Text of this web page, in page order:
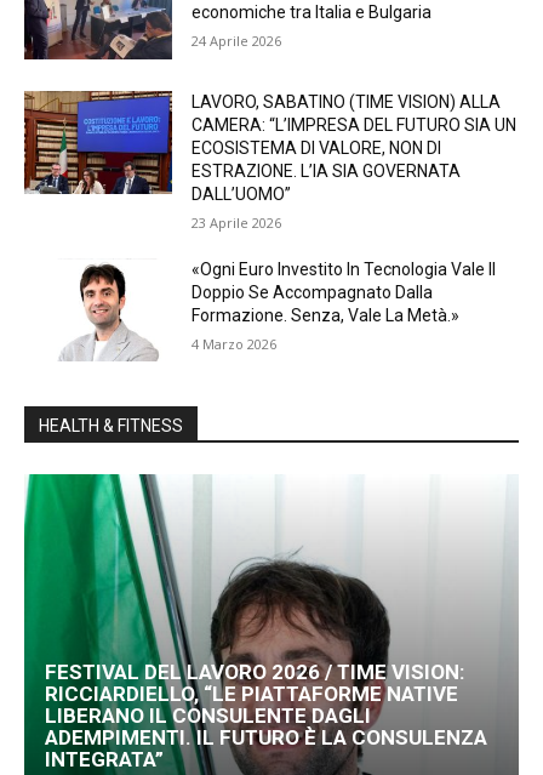
economiche tra Italia e Bulgaria
24 Aprile 2026
LAVORO, SABATINO (TIME VISION) ALLA
CAMERA: “L’IMPRESA DEL FUTURO SIA UN
ECOSISTEMA DI VALORE, NON DI
ESTRAZIONE. L’IA SIA GOVERNATA
DALL’UOMO”
23 Aprile 2026
«Ogni Euro Investito In Tecnologia Vale Il
Doppio Se Accompagnato Dalla
Formazione. Senza, Vale La Metà.»
4 Marzo 2026
HEALTH & FITNESS
FESTIVAL DEL LAVORO 2026 / TIME VISION:
RICCIARDIELLO, “LE PIATTAFORME NATIVE
LIBERANO IL CONSULENTE DAGLI
ADEMPIMENTI. IL FUTURO È LA CONSULENZA
INTEGRATA”